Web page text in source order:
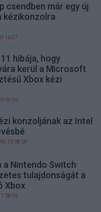
csendben már egy új
kézikonzolra
16:57
hibája, hogy
kerül a Microsoft
Xbox kézi
09:20
konzoljának az Intel
08:05
a Nintendo Switch
tulajdonságát a
Xbox
08:03